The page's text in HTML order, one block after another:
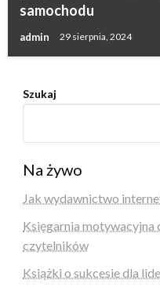
samochodu
admin 29 sierpnia, 2024
Szukaj
Na żywo
Jak wydawnictwo
Księgarnia motywacyjna
czytelników
Książki o sukcesie dla